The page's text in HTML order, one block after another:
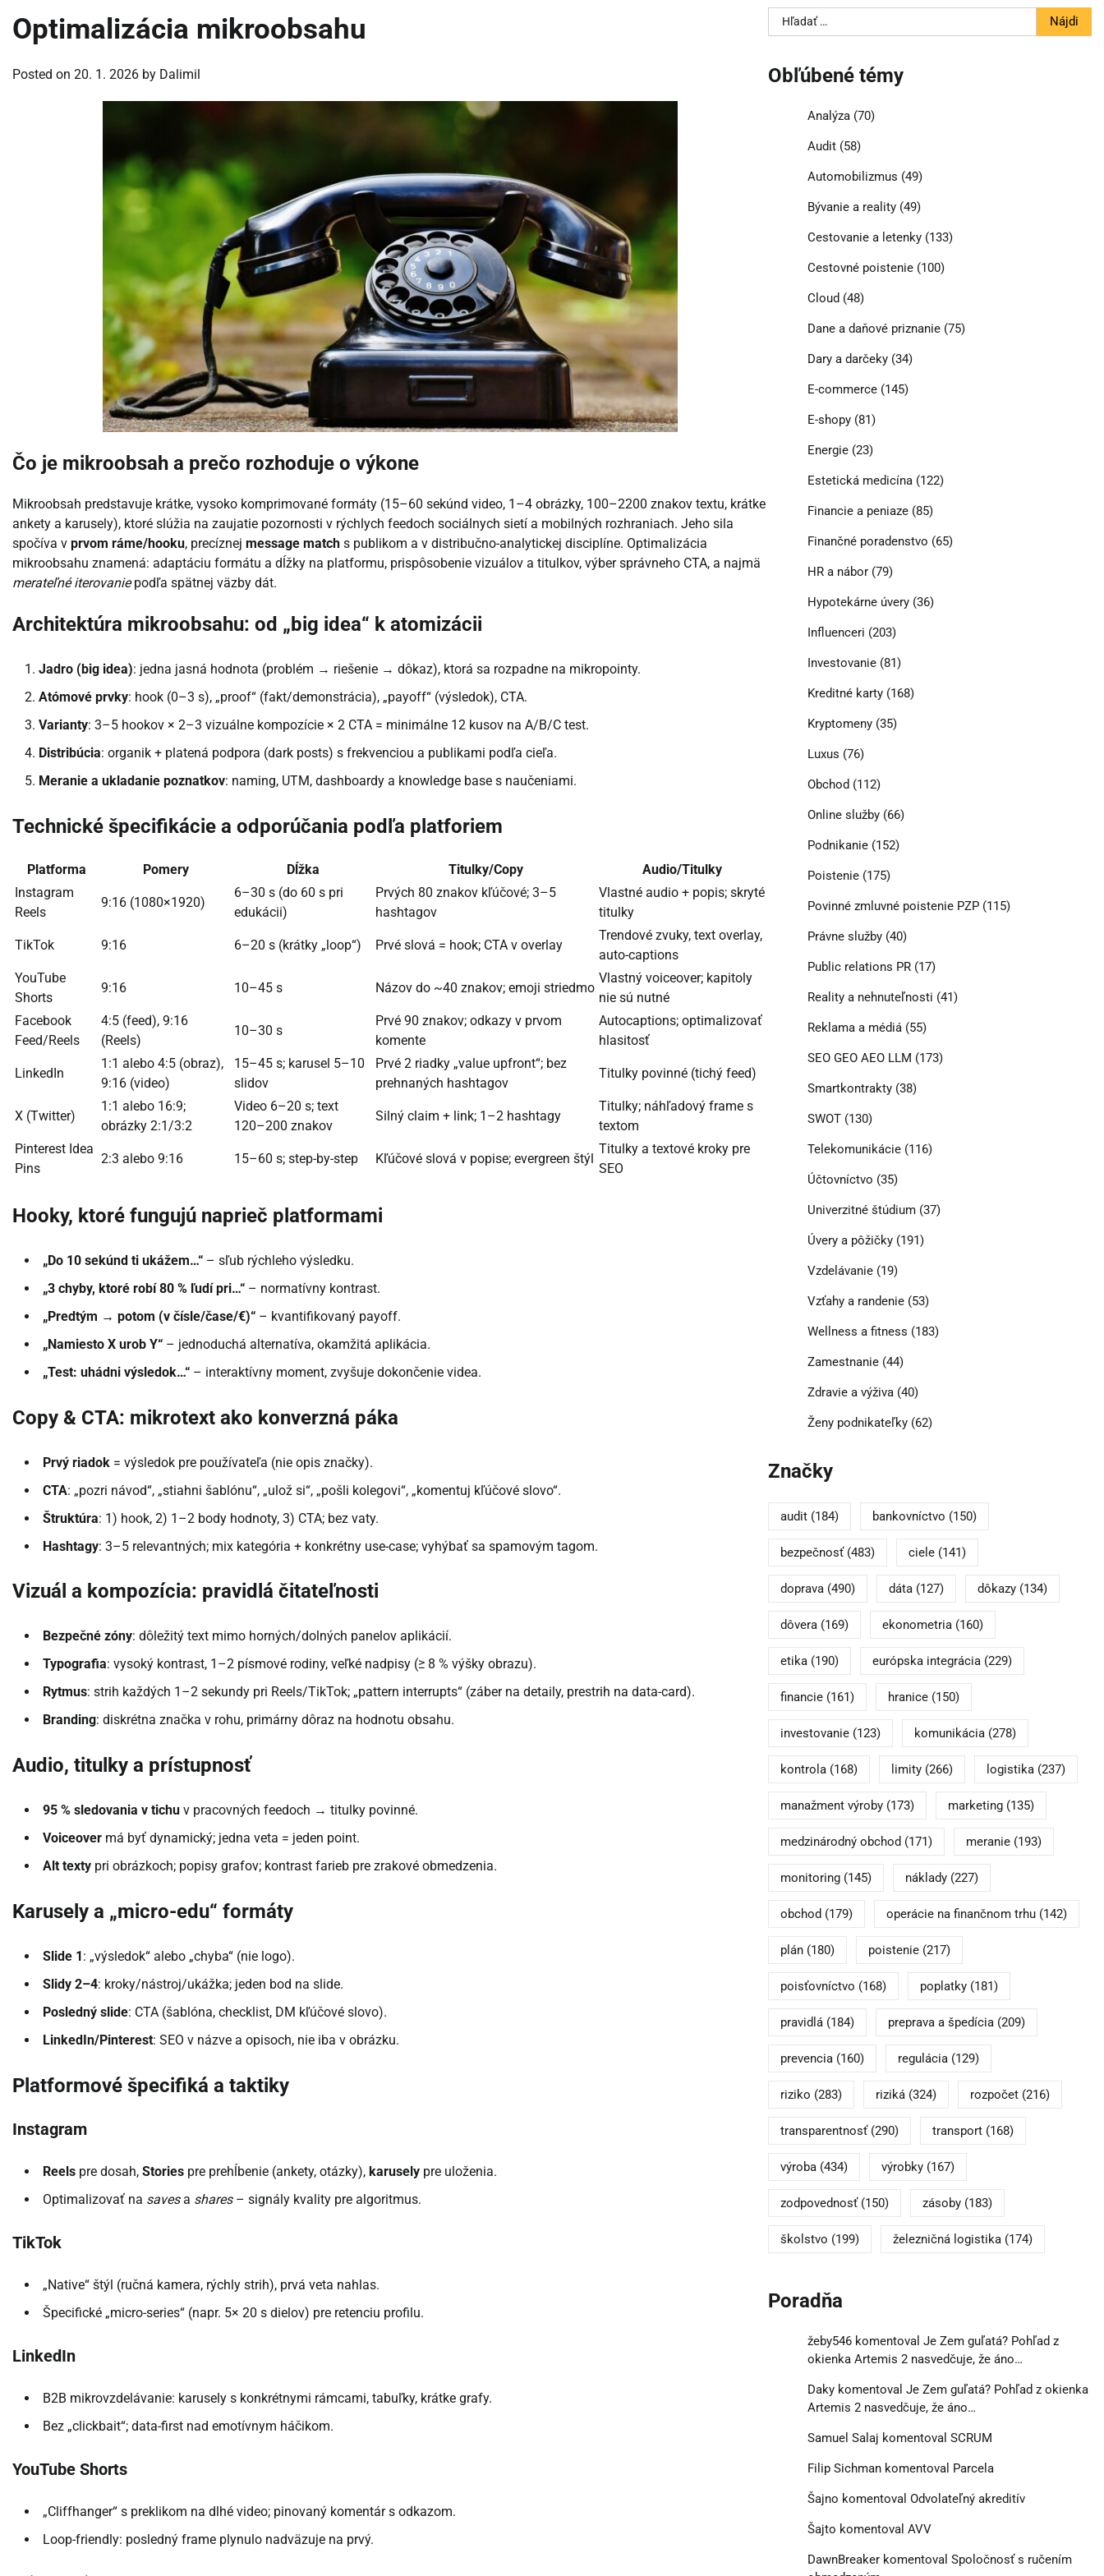
Optimalizácia mikroobsahu
Posted on 20. 1. 2026 by Dalimil
Čo je mikroobsah a prečo rozhoduje o výkone
Mikroobsah predstavuje krátke, vysoko komprimované formáty (15–60 sekúnd video, 1–4 obrázky, 100–2200 znakov textu, krátke
ankety a karusely), ktoré slúžia na zaujatie pozornosti v rýchlych feedoch sociálnych sietí a mobilných rozhraniach. Jeho sila
spočíva v prvom ráme/hooku, precíznej message match s publikom a v distribučno-analytickej disciplíne. Optimalizácia
mikroobsahu znamená: adaptáciu formátu a dĺžky na platformu, prispôsobenie vizuálov a titulkov, výber správneho CTA, a najmä
merateľné iterovaniepodľa spätnej väzby dát.
Architektúra mikroobsahu: od „big idea“ k atomizácii
Jadro (big idea): jedna jasná hodnota (problém → riešenie → dôkaz), ktorá sa rozpadne na mikropointy.
Atómové prvky: hook (0–3 s), „proof“ (fakt/demonstrácia), „payoff“ (výsledok), CTA.
Varianty: 3–5 hookov × 2–3 vizuálne kompozície × 2 CTA = minimálne 12 kusov na A/B/C test.
Distribúcia: organik + platená podpora (dark posts) s frekvenciou a publikami podľa cieľa.
Meranie a ukladanie poznatkov: naming, UTM, dashboardy a knowledge base s naučeniami.
Technické špecifikácie a odporúčania podľa platforiem
Platforma Pomery Dĺžka Titulky/Copy
Audio/Titulky
Instagram
Reels
9:16 (1080×1920)
6–30 s (do 60 s pri
edukácii)
Prvých 80 znakov kľúčové; 3–5
hashtagov
Vlastné audio + popis; skryté
titulky
TikTok 9:16 6–20 s (krátky „loop“) Prvé slová = hook; CTA v overlay
Trendové zvuky, text overlay,
auto-captions
YouTube
Shorts
9:16 10–45 s Názov do ~40 znakov; emoji striedmo
Vlastný voiceover; kapitoly
nie sú nutné
Facebook
Feed/Reels
4:5 (feed), 9:16
(Reels)
10–30 s
Prvé 90 znakov; odkazy v prvom
komente
Autocaptions; optimalizovať
hlasitosť
LinkedIn
1:1 alebo 4:5 (obraz),
9:16 (video)
15–45 s; karusel 5–10
slidov
Prvé 2 riadky „value upfront“; bez
prehnaných hashtagov
Titulky povinné (tichý feed)
X (Twitter)
1:1 alebo 16:9;
obrázky 2:1/3:2
Video 6–20 s; text
120–200 znakov
Silný claim + link; 1–2 hashtagy
Titulky; náhľadový frame s
textom
Pinterest Idea
Pins
2:3 alebo 9:16 15–60 s; step-by-step Kľúčové slová v popise; evergreen štýl
Titulky a textové kroky pre
SEO
Hooky, ktoré fungujú naprieč platformami
„Do 10 sekúnd ti ukážem…“ – sľub rýchleho výsledku.
„3 chyby, ktoré robí 80 % ľudí pri…“ – normatívny kontrast.
„Predtým → potom (v čísle/čase/€)“ – kvantifikovaný payoff.
„Namiesto X urob Y“ – jednoduchá alternatíva, okamžitá aplikácia.
„Test: uhádni výsledok…“ – interaktívny moment, zvyšuje dokončenie videa.
Copy & CTA: mikrotext ako konverzná páka
Prvý riadok = výsledok pre používateľa (nie opis značky).
CTA: „pozri návod“, „stiahni šablónu“, „ulož si“, „pošli kolegovi“, „komentuj kľúčové slovo“.
Štruktúra: 1) hook, 2) 1–2 body hodnoty, 3) CTA; bez vaty.
Hashtagy: 3–5 relevantných; mix kategória + konkrétny use-case; vyhýbať sa spamovým tagom.
Vizuál a kompozícia: pravidlá čitateľnosti
Bezpečné zóny: dôležitý text mimo horných/dolných panelov aplikácií.
Typografia: vysoký kontrast, 1–2 písmové rodiny, veľké nadpisy (≥ 8 % výšky obrazu).
Rytmus: strih každých 1–2 sekundy pri Reels/TikTok; „pattern interrupts“ (záber na detaily, prestrih na data-card).
Branding: diskrétna značka v rohu, primárny dôraz na hodnotu obsahu.
Audio, titulky a prístupnosť
95 % sledovania v tichu v pracovných feedoch → titulky povinné.
Voiceover má byť dynamický; jedna veta = jeden point.
Alt texty pri obrázkoch; popisy grafov; kontrast farieb pre zrakové obmedzenia.
Karusely a „micro-edu“ formáty
Slide 1: „výsledok“ alebo „chyba“ (nie logo).
Slidy 2–4: kroky/nástroj/ukážka; jeden bod na slide.
Posledný slide: CTA (šablóna, checklist, DM kľúčové slovo).
LinkedIn/Pinterest: SEO v názve a opisoch, nie iba v obrázku.
Platformové špecifiká a taktiky
Instagram
Reels pre dosah, Stories pre prehĺbenie (ankety, otázky), karusely pre uloženia.
Optimalizovať na savesa shares– signály kvality pre algoritmus.
TikTok
„Native“ štýl (ručná kamera, rýchly strih), prvá veta nahlas.
Špecifické „micro-series“ (napr. 5× 20 s dielov) pre retenciu profilu.
LinkedIn
B2B mikrovzdelávanie: karusely s konkrétnymi rámcami, tabuľky, krátke grafy.
Bez „clickbait“; data-first nad emotívnym háčikom.
YouTube Shorts
„Cliffhanger“ s preklikom na dlhé video; pinovaný komentár s odkazom.
Loop-friendly: posledný frame plynulo nadväzuje na prvý.
Hľadať:
Obľúbené témy
Analýza(70)
Audit(58)
Automobilizmus (49)
Bývanie a reality(49)
Cestovanie a letenky(133)
Cestovné poistenie(100)
Cloud (48)
Dane a daňové priznanie(75)
Dary a darčeky(34)
E-commerce(145)
E-shopy(81)
Energie(23)
Estetická medicína(122)
Financie a peniaze(85)
Finančné poradenstvo (65)
HR a nábor(79)
Hypotekárne úvery(36)
Influenceri (203)
Investovanie(81)
Kreditné karty(168)
Kryptomeny(35)
Luxus (76)
Obchod (112)
Online služby(66)
Podnikanie(152)
Poistenie(175)
Povinné zmluvné poistenie PZP(115)
Právne služby(40)
Public relations PR(17)
Reality a nehnuteľnosti (41)
Reklama a médiá(55)
SEO GEO AEO LLM (173)
Smartkontrakty(38)
SWOT(130)
Telekomunikácie(116)
Účtovníctvo (35)
Univerzitné štúdium(37)
Úvery a pôžičky(191)
Vzdelávanie(19)
Vzťahy a randenie(53)
Wellness a fitness (183)
Zamestnanie(44)
Zdravie a výživa(40)
Ženy podnikateľky(62)
Značky
audit(184) bankovníctvo (150)
bezpečnosť(483) ciele(141)
doprava(490) dáta(127) dôkazy(134)
dôvera(169) ekonometria(160)
etika(190) európska integrácia(229)
financie(161) hranice(150)
investovanie(123) komunikácia(278)
kontrola(168) limity(266) logistika(237)
manažment výroby(173) marketing(135)
medzinárodný obchod (171) meranie(193)
monitoring(145) náklady(227)
obchod (179) operácie na finančnom trhu(142)
plán(180) poistenie(217)
poisťovníctvo (168) poplatky(181)
pravidlá(184) preprava a špedícia(209)
prevencia(160) regulácia(129)
riziko (283) riziká(324) rozpočet(216)
transparentnosť(290) transport(168)
výroba(434) výrobky(167)
zodpovednosť(150) zásoby(183)
školstvo (199) železničná logistika(174)
Poradňa
žeby546komentoval Je Zem guľatá? Pohľad z
okienka Artemis 2 nasvedčuje, že áno…
Dakykomentoval Je Zem guľatá? Pohľad z okienka
Artemis 2 nasvedčuje, že áno…
Samuel Salaj komentoval SCRUM
Filip Sichmankomentoval Parcela
Šajno komentoval Odvolateľný akreditív
Šajto komentoval AVV
DawnBreakerkomentoval Spoločnosť s ručením